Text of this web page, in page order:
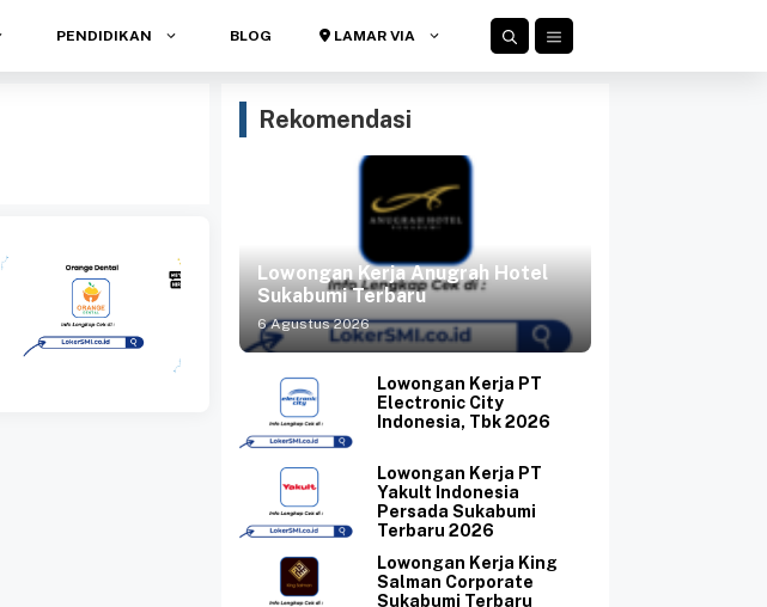
PENDIDIKAN BLOG LAMAR VIA
Rekomendasi
Lowongan Kerja Anugrah Hotel
Sukabumi Terbaru
6 Agustus 2026
Lowongan Kerja PT
Electronic City
Indonesia, Tbk 2026
Lowongan Kerja PT
Yakult Indonesia
Persada Sukabumi
Terbaru 2026
Lowongan Kerja King
Salman Corporate
Sukabumi Terbaru